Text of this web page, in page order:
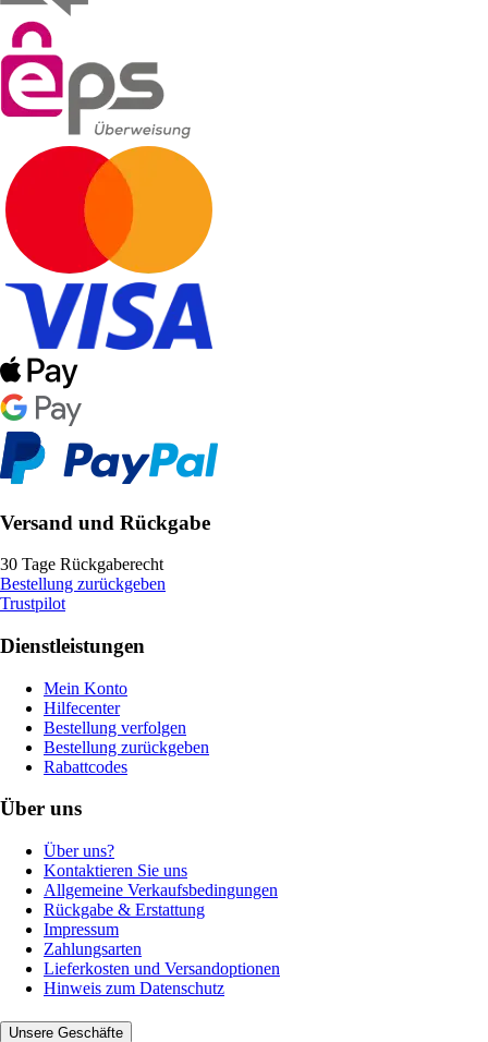
Versand und Rückgabe
30 Tage Rückgaberecht
Bestellung zurückgeben
Trustpilot
Dienstleistungen
Mein Konto
Hilfecenter
Bestellung verfolgen
Bestellung zurückgeben
Rabattcodes
Über uns
Über uns?
Kontaktieren Sie uns
Allgemeine Verkaufsbedingungen
Rückgabe & Erstattung
Impressum
Zahlungsarten
Lieferkosten und Versandoptionen
Hinweis zum Datenschutz
Unsere Geschäfte